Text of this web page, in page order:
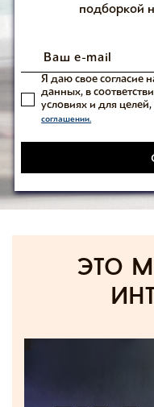
подборкой
Я даю свое согласие
данных, в
условиях и для
соглашении.
Это